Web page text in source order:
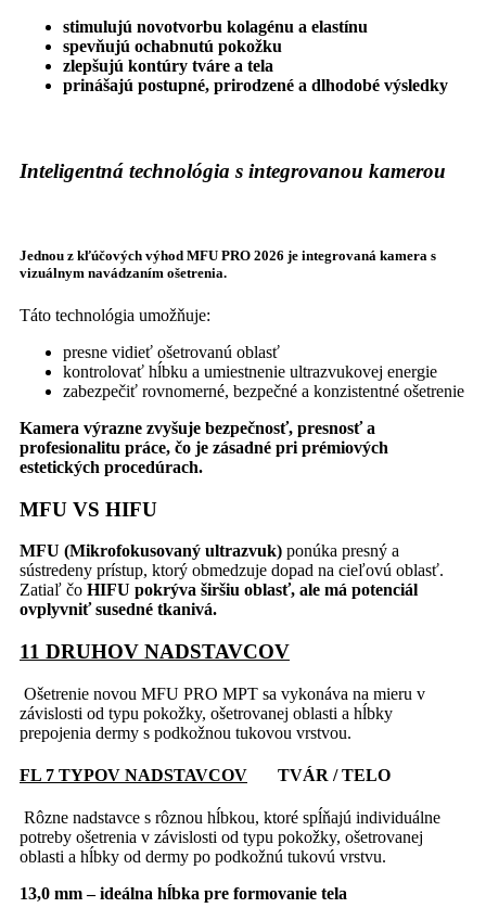
stimulujú novotvorbu kolagénu a elastínu
spevňujú ochabnutú pokožku
zlepšujú kontúry tváre a tela
prinášajú postupné, prirodzené a dlhodobé výsledky
Inteligentná technológia s integrovanou kamerou
Jednou z kľúčových výhod MFU PRO 2026 je integrovaná kamera s
vizuálnym navádzaním ošetrenia.
Táto technológia umožňuje:
presne vidieť ošetrovanú oblasť
kontrolovať hĺbku a umiestnenie ultrazvukovej energie
zabezpečiť rovnomerné, bezpečné a konzistentné ošetrenie
Kamera výrazne zvyšuje bezpečnosť, presnosť a
profesionalitu práce, čo je zásadné pri prémiových
estetických procedúrach.
MFU VS HIFU
MFU (Mikrofokusovaný ultrazvuk) ponúka presný a
sústredeny prístup, ktorý obmedzuje dopad na cieľovú oblasť.
Zatiaľ čo HIFU pokrýva širšiu oblasť, ale má potenciál
ovplyvniť susedné tkanivá.
11 DRUHOV NADSTAVCOV
Ošetrenie novou MFU PRO MPT sa vykonáva na mieru v
závislosti od typu pokožky, ošetrovanej oblasti a hĺbky
prepojenia dermy s podkožnou tukovou vrstvou.
FL 7 TYPOV NADSTAVCOV TVÁR / TELO
Rôzne nadstavce s rôznou hĺbkou, ktoré spĺňajú individuálne
potreby ošetrenia v závislosti od typu pokožky, ošetrovanej
oblasti a hĺbky od dermy po podkožnú tukovú vrstvu.
13,0 mm – ideálna hĺbka pre formovanie tela